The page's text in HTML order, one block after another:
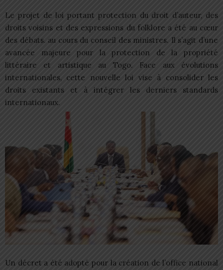
Le projet de loi portant protection du droit d’auteur, des
droits voisins et des expressions du folklore a été au cœur
des débats. au cours du conseil des ministres. Il s’agit d’une
avancée majeure pour la protection de la propriété
littéraire et artistique au Togo. Face aux évolutions
internationales, cette nouvelle loi vise à consolider les
droits existants et à intégrer les derniers standards
internationaux.
Un décret a été adopté pour la création de l’office national